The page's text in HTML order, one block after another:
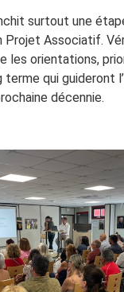
surtout une
Projet Associatif.
les orientations,
qui guideront
décennie.